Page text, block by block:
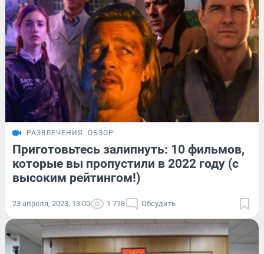
РАЗВЛЕЧЕНИЯ ОБЗОР
Приготовьтесь залипнуть: 10 фильмов,
которые вы пропустили в 2022 году (с
высоким рейтингом!)
23 апреля, 2023, 13:00 1 718 Обсудить